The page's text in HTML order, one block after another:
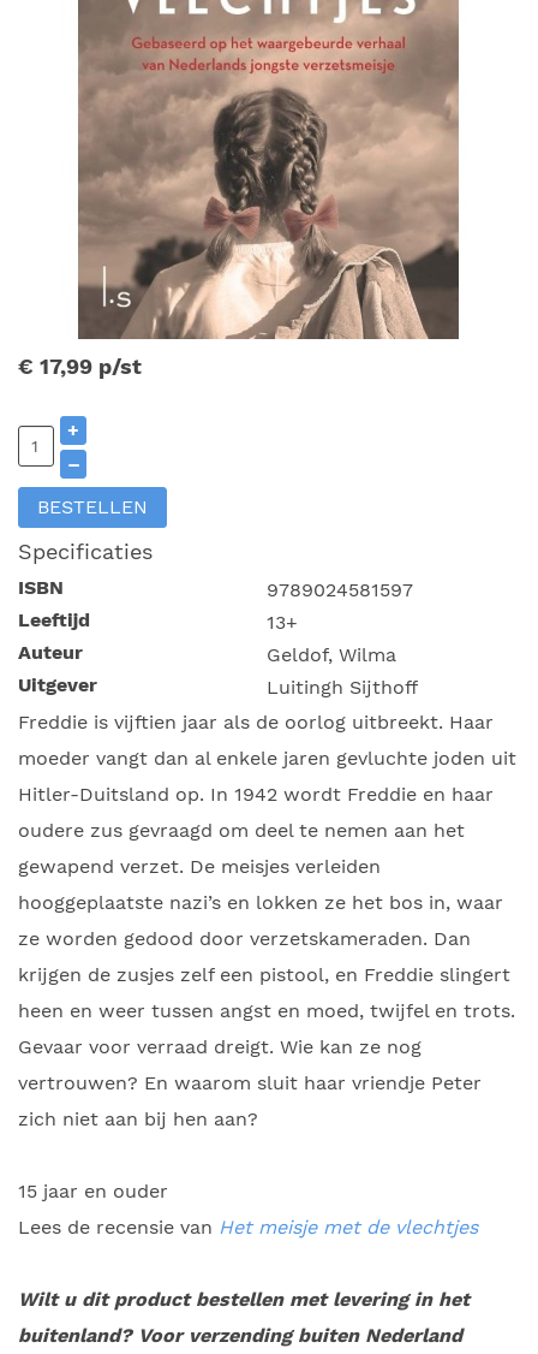
€ 17,99 p/st
+
–
BESTELLEN
Specificaties
ISBN
9789024581597
Leeftijd
13+
Auteur
Geldof, Wilma
Uitgever
Luitingh Sijthoff
Freddie is vijftien jaar als de oorlog uitbreekt. Haar
moeder vangt dan al enkele jaren gevluchte joden uit
Hitler-Duitsland op. In 1942 wordt Freddie en haar
oudere zus gevraagd om deel te nemen aan het
gewapend verzet. De meisjes verleiden
hooggeplaatste nazi’s en lokken ze het bos in, waar
ze worden gedood door verzetskameraden. Dan
krijgen de zusjes zelf een pistool, en Freddie slingert
heen en weer tussen angst en moed, twijfel en trots.
Gevaar voor verraad dreigt. Wie kan ze nog
vertrouwen? En waarom sluit haar vriendje Peter
zich niet aan bij hen aan?
15 jaar en ouder
Lees de recensie van Het meisje met de vlechtjes
Wilt u dit product bestellen met levering in het
buitenland? Voor verzending buiten Nederland